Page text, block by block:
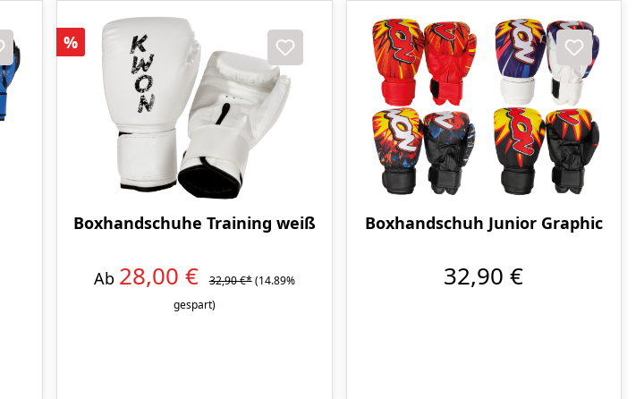
Rabatt
%
Boxhandschuhe Training weiß
Ab 28,00 € 32,90 €*(14.89%
gespart)
Boxhandschuh Junior Graphic
32,90 €